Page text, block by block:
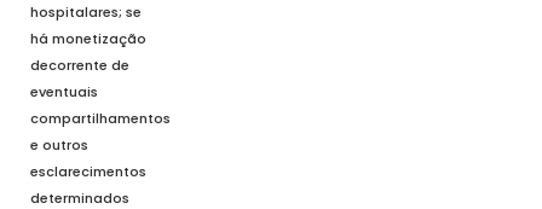
hospitalares; se
há monetização
decorrente de
eventuais
compartilhamentos
e outros
esclarecimentos
determinados